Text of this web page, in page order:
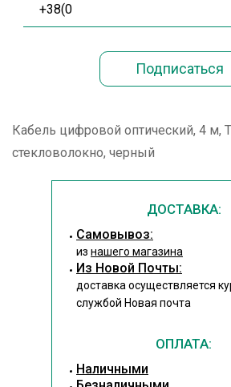
Кабель цифровой оптический, 4 м,
стекловолокно, черный
ДОСТАВКА:
Cамовывоз:
из нашего магазина
Из Новой Почты:
доставка осуществляется
службой Новая почта
ОПЛАТА:
Наличными